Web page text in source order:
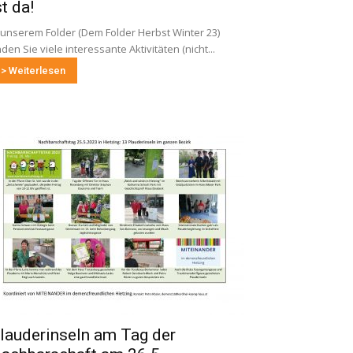
da!
Folder (Dem Folder Herbst Winter 23)
Sie viele interessante Aktivitäten (nicht...
> Weiterlesen
am Tag der